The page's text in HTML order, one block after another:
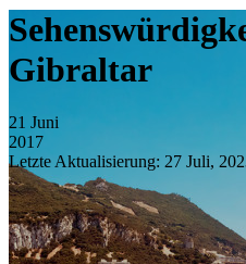
Gibraltar
21 Juni
2017
Letzte Aktualisierung: 27 Juli,